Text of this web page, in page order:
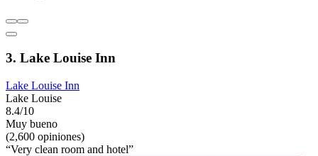
3. Lake Louise Inn
Lake Louise Inn
Lake Louise
8.4/10
Muy bueno
(2,600 opiniones)
“Very clean room and hotel”